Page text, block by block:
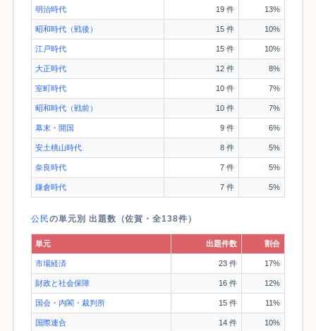
明治時代 19 件 13%
昭和時代（戦後） 15 件 10%
江戸時代 15 件 10%
大正時代 12 件 8%
室町時代 10 件 7%
昭和時代（戦前） 10 件 7%
幕末・開国 9 件 6%
安土桃山時代 8 件 5%
奈良時代 7 件 5%
鎌倉時代 7 件 5%
公民の単元別 出題数（佐賀・全138件）
単元 出題件数 割合
市場経済 23 件 17%
財政と社会保障 16 件 12%
国会・内閣・裁判所 15 件 11%
国際連合 14 件 10%